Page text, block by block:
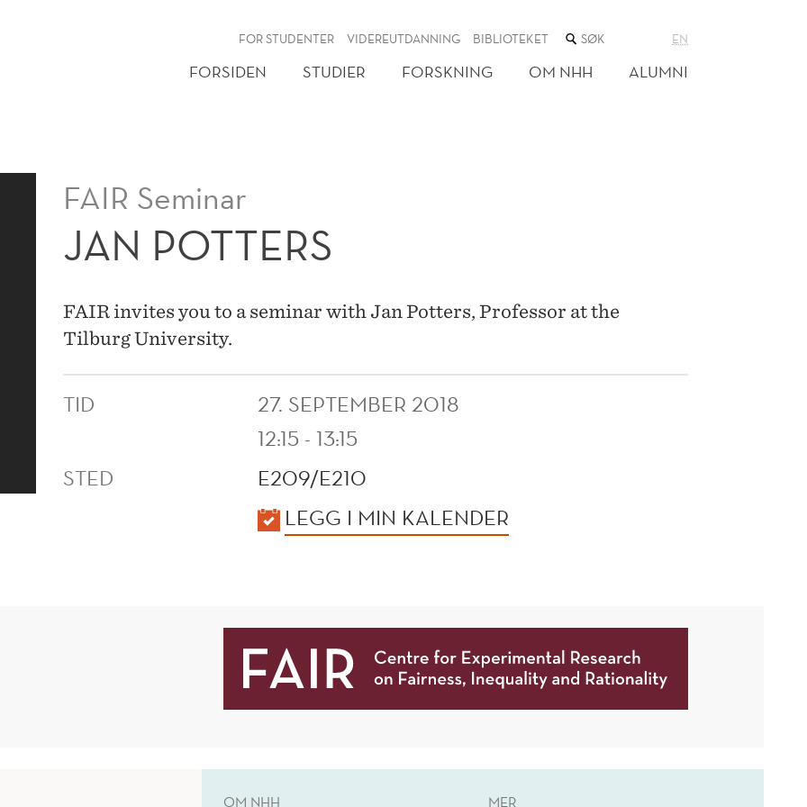
FOR STUDENTER VIDEREUTDANNING BIBLIOTEKET SØK
NETTSTEDET
EN
FORSIDEN STUDIER FORSKNING OM NHH ALUMNI
FAIR Seminar
JAN POTTERS
FAIR invites you to a seminar with Jan Potters, Professor at the
Tilburg University.
TID
27. SEPTEMBER 2018
12:15 - 13:15
STED
E209/E210
LEGG I MIN KALENDER
OM NHH MER